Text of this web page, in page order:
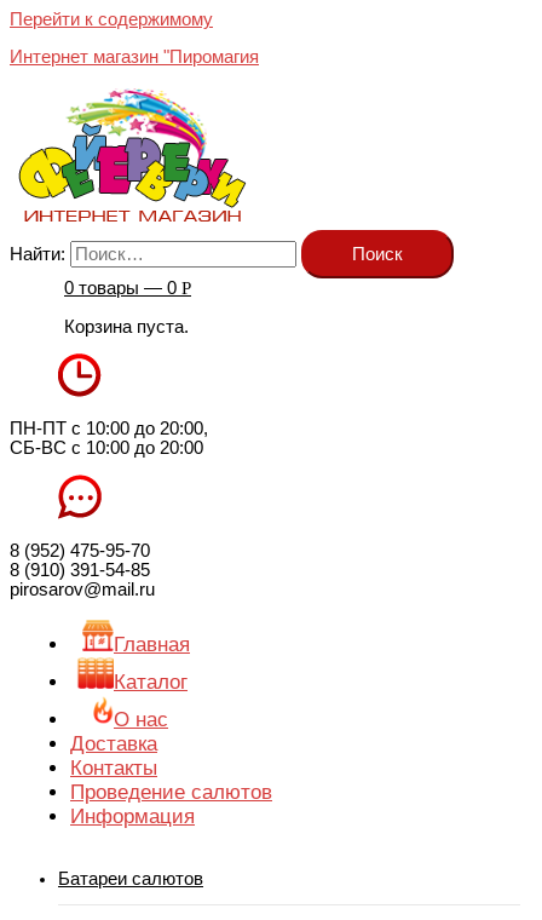
Перейти к содержимому
Интернет магазин "Пиромагия
Найти:
0 товары — 0 Р
Корзина пуста.
ПН-ПТ с 10:00 до 20:00,
СБ-ВС с 10:00 до 20:00
8 (952) 475-95-70
8 (910) 391-54-85
pirosarov@mail.ru
Главная
Каталог
О нас
Доставка
Контакты
Проведение салютов
Информация
Батареи салютов